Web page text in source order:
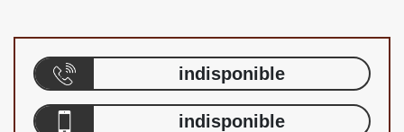
indisponible
indisponible